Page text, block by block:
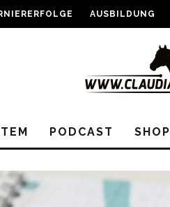
AUSBILDUNG
PODCAST SHOP